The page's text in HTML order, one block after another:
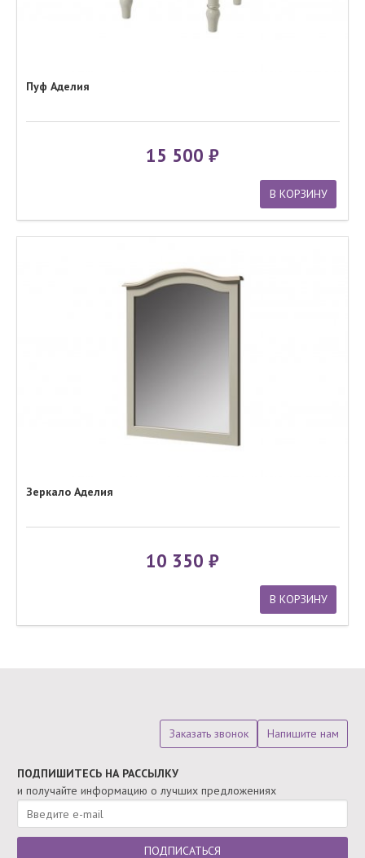
Пуф Аделия
15 500
В КОРЗИНУ
Зеркало Аделия
10 350
В КОРЗИНУ
Заказать звонок Напишите нам
ПОДПИШИТЕСЬ НА РАССЫЛКУ
и получайте информацию о лучших предложениях
ПОДПИСАТЬСЯ